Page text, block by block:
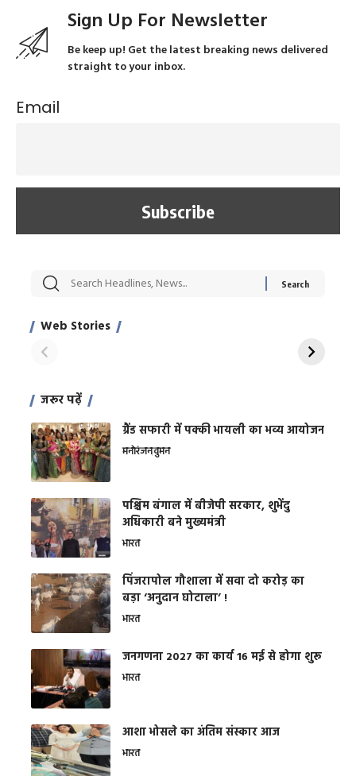
Sign Up For Newsletter
Be keep up! Get the latest breaking news delivered
straight to your inbox.
Email
Web Stories
सट्टेबाजी में अरेस्ट हुए
साहिल खान
रोज एक कच्चे लहसुन
जरूर पढ़ें
ग्रैंड सफारी में पक्की भायली का भव्य आयोजन
मनोरंजनवुमन
पश्चिम बंगाल में बीजेपी सरकार, शुभेंदु
अधिकारी बने मुख्यमंत्री
भारत
​पिंजरापोल गौशाला में सवा दो करोड़ का
बड़ा ‘अनुदान घोटाला’ !
भारत
जनगणना 2027 का कार्य 16 मई से होगा शुरू
भारत
आशा भोसले का अंतिम संस्कार आज
भारत